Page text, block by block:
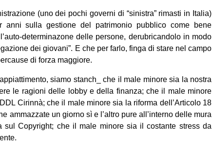
(uno dei pochi governi di “sinistra” rimasti in Italia)
anni sulla gestione del patrimonio pubblico come bene
determinazone delle persone, derubricandolo in modo
dei giovani”. E che per farlo, finga di stare nel campo
di forza maggiore.
siamo stanch_ che il male minore sia la nostra
le ragioni delle lobby e della finanza; che il male minore
Cirinnà; che il male minore sia la riforma dell’Articolo 18
ammazzate un giorno sì e l’altro pure all’interno delle mura
Copyright; che il male minore sia il costante stress da